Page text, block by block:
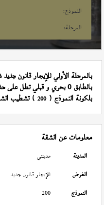
النموذج:
المرحلة:
بالمرحلة الأولي للإيجار قانون جديد
بلكونة النموذج (200 ) تشطيب
معلومات عن الشقة
المدينة مدينتي
الغرض
للإيجار قانون جديد
النموذج
200